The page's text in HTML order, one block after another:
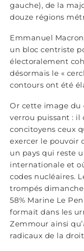
gauche), de la
douze régions
Emmanuel
un bloc centriste
électoralement
désormais le «
contours ont été
Or cette image du
verrou puissant : il
concitoyens ceux
exercer le pouvoir
un pays qui reste
internationale et
codes nucléaires.
trompés
58% Marine Le
formait dans les
Zemmour ainsi
radicaux de la